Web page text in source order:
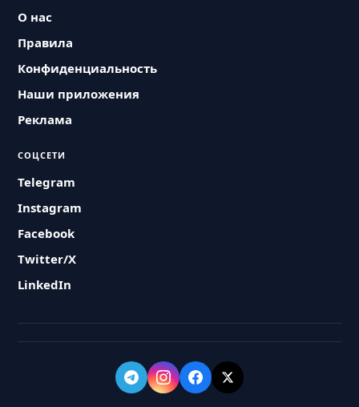
О нас
Правила
Конфиденциальность
Наши приложения
Реклама
СОЦСЕТИ
Telegram
Instagram
Facebook
Twitter/X
LinkedIn